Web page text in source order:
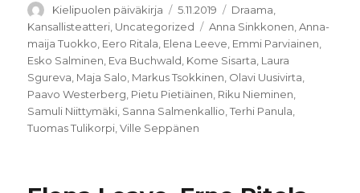
Kirjoittaja
Kielipuolen päiväkirja Julkaistu
5.11.2019 Kategoriat
Draama
Kansallisteatteri Uncategorized Avainsanat
Anna Sinkkonen ,Anna-
maija Tuokko Eero Ritala Elena Leeve Emmi Parviainen
Esko Salminen Eva Buchwald Kome Sisarta Laura
Sgureva Maja Salo Markus Tsokkinen Olavi Uusivirta
Paavo Westerberg Pietu Pietiäinen Riku Nieminen
Samuli Niittymäki Sanna Salmenkallio ,Terhi Panula
Tuomas Tulikorpi ,Ville Seppänen